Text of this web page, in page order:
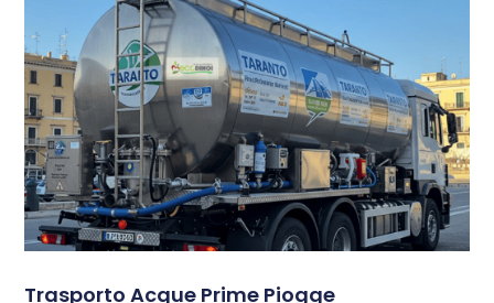
Trasporto Acque Prime Piogge